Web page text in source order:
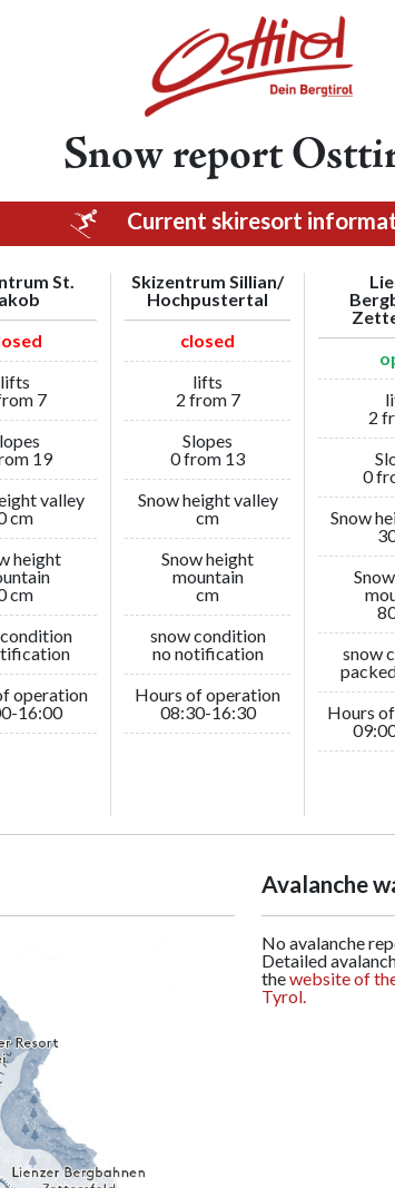
Snow report
Current skiresort
St.
lifts
7
19
valley
cm
height
cm
operation
16:00
Skizentrum Sillian/
Hochpustertal
closed
lifts
2 from 7
Slopes
0 from 13
Snow height valley
cm
Snow height
mountain
cm
snow condition
no notification
Hours of operation
08:30-16:30
2
0
Snow
snow
Hours
Avalanche
No avalanche
Detailed
thewebsite of
Tyrol.